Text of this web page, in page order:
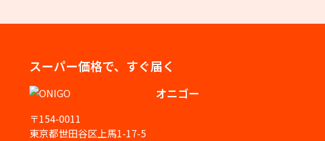
スーパー価格で、すぐ届く
オニゴー
〒154-0011
東京都世田谷区上馬1-17-5